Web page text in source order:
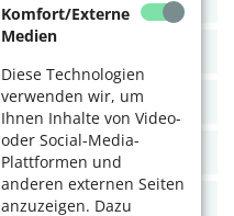
Komfort/Externe
Medien
Diese Technologien
verwenden wir, um
Ihnen Inhalte von Video-
oder Social-Media-
Plattformen und
anderen externen Seiten
anzuzeigen. Dazu